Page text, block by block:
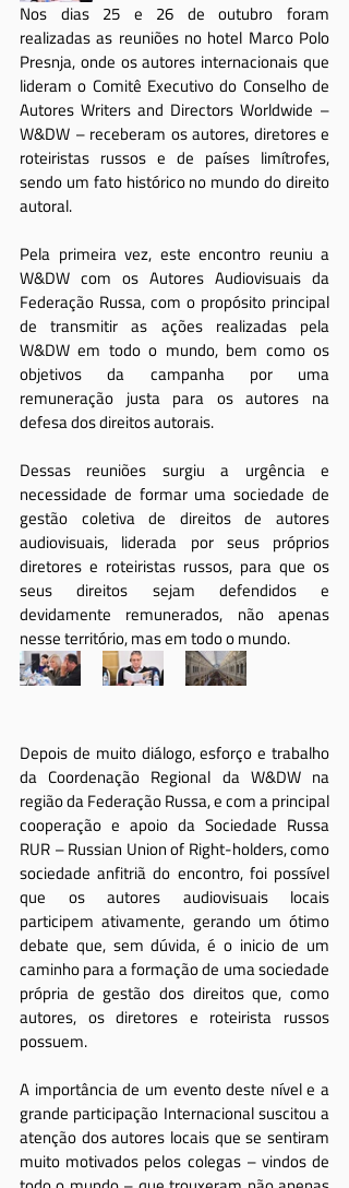
Nos dias 25 e 26 de outubro foram
realizadas as reuniões no hotel Marco Polo
Presnja, onde os autores internacionais que
lideram o Comitê Executivo do Conselho de
Autores Writers and Directors Worldwide –
W&DW – receberam os autores, diretores e
roteiristas russos e de países limítrofes,
sendo um fato histórico no mundo do direito
autoral.
Pela primeira vez, este encontro reuniu a
W&DW com os Autores Audiovisuais da
Federação Russa, com o propósito principal
de transmitir as ações realizadas pela
W&DW em todo o mundo, bem como os
objetivos da campanha por uma
remuneração justa para os autores na
defesa dos direitos autorais.
Dessas reuniões surgiu a urgência e
necessidade de formar uma sociedade de
gestão coletiva de direitos de autores
audiovisuais, liderada por seus próprios
diretores e roteiristas russos, para que os
seus direitos sejam defendidos e
devidamente remunerados, não apenas
nesse território, mas em todo o mundo.
Depois de muito diálogo, esforço e trabalho
da Coordenação Regional da W&DW na
região da Federação Russa, e com a principal
cooperação e apoio da Sociedade Russa
RUR – Russian Union of Right-holders, como
sociedade anfitriã do encontro, foi possível
que os autores audiovisuais locais
participem ativamente, gerando um ótimo
debate que, sem dúvida, é o inicio de um
caminho para a formação de uma sociedade
própria de gestão dos direitos que, como
autores, os diretores e roteirista russos
possuem.
A importância de um evento deste nível e a
grande participação Internacional suscitou a
atenção dos autores locais que se sentiram
muito motivados pelos colegas – vindos de